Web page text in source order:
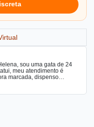
sou uma gata de 24
meu atendimento é
marcada, dispenso